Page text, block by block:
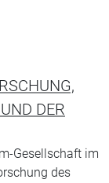
DER
Gesellschaft im
des